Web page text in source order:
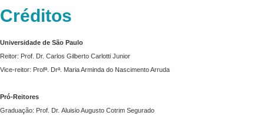
Créditos
Universidade de São Paulo
Reitor: Prof. Dr. Carlos Gilberto Carlotti Junior
Vice-reitor: Profª. Drª. Maria Arminda do Nascimento Arruda
Pró-Reitores
Graduação: Prof. Dr. Aluisio Augusto Cotrim Segurado